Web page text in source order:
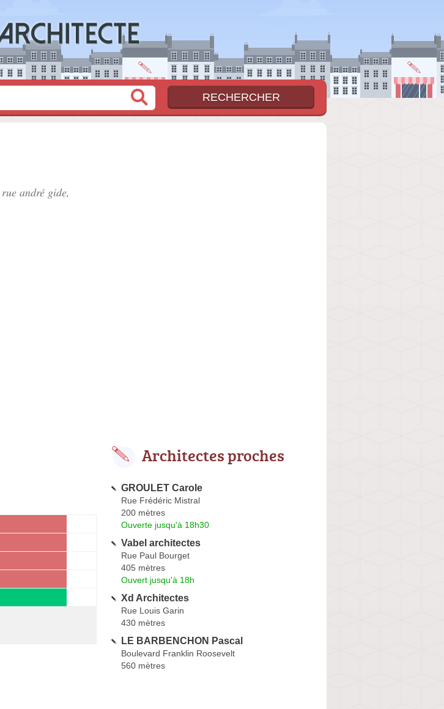
rue andré gide,
Architectes proches
GROULET Carole
Rue Frédéric Mistral
200 mètres
Ouverte jusqu'à 18h30
Vabel architectes
Rue Paul Bourget
405 mètres
Ouvert jusqu'à 18h
Xd Architectes
Rue Louis Garin
430 mètres
LE BARBENCHON Pascal
Boulevard Franklin Roosevelt
560 mètres